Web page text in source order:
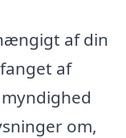
af din
af
om,